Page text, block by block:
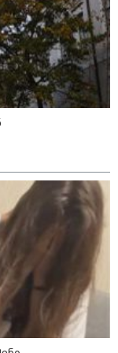
ხმა
ე.წ. ხოფის
სკანდალური